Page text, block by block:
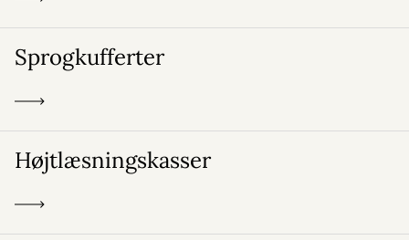
Sprogkufferter
Højtlæsningskasser